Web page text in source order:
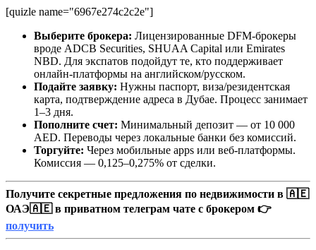
[quizle name="6967e274c2c2e"]
Выберите брокера: Лицензированные DFM-брокеры
вроде ADCB Securities, SHUAA Capital или Emirates
NBD. Для экспатов подойдут те, кто поддерживает
онлайн-платформы на английском/русском.
Подайте заявку: Нужны паспорт, виза/резидентская
карта, подтверждение адреса в Дубае. Процесс занимает
1–3 дня.
Пополните счет: Минимальный депозит — от 10 000
AED. Переводы через локальные банки без комиссий.
Торгуйте: Через мобильные apps или веб-платформы.
Комиссия — 0,125–0,275% от сделки.
Получите секретные предложения по недвижимости в 🇦🇪
ОАЭ🇦🇪 в приватном телеграм чате с брокером 👉
получить